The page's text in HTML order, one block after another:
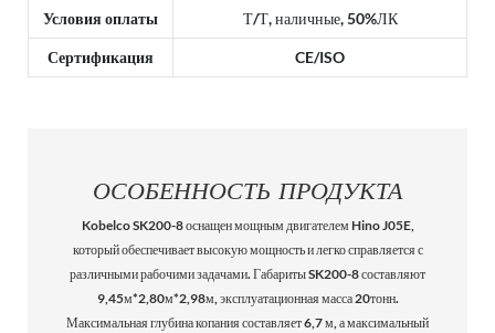
Условия оплаты Т/Т, наличные, 50%ЛК
Сертификация CE/ISO
ОСОБЕННОСТЬ ПРОДУКТА
Kobelco SK200-8 оснащен мощным двигателем Hino J05E,
который обеспечивает высокую мощность и легко справляется с
различными рабочими задачами. Габариты SK200-8 составляют
9,45м*2,80м*2,98м, эксплуатационная масса 20тонн.
Максимальная глубина копания составляет 6,7 м, а максимальный